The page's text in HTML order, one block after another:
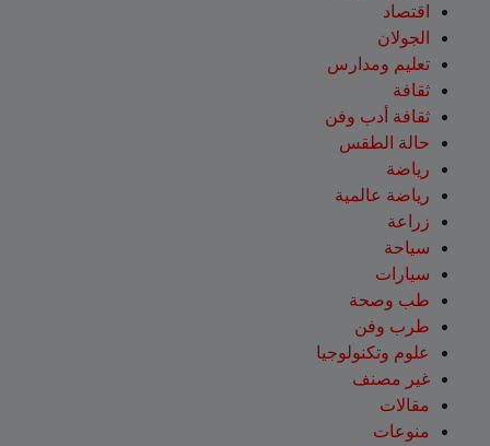
اقتصاد
الجولان
تعليم ومدارس
ثقافة
ثقافة أدب وفن
حالة الطقس
رياضة
رياضة عالمية
زراعة
سياحة
سيارات
طب وصحة
طرب وفن
علوم وتكنولوجيا
غير مصنف
مقالات
منوعات